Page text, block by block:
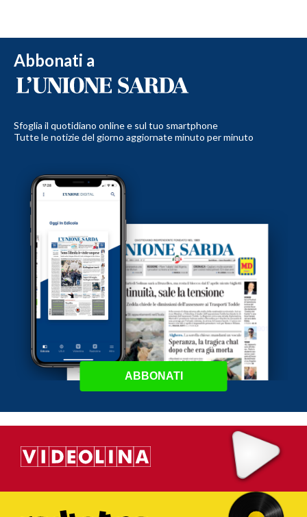
Abbonati a
Sfoglia il quotidiano online e sul tuo smartphone
Tutte le notizie del giorno aggiornate minuto per minuto
ABBONATI